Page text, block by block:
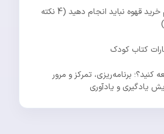
اشتباهاتی که هنگام خرید قهوه نباید انجام دهید (4 نکته
کتاب کودک
برنامه‌ریزی، تمرکز و مرور
یادگیری و یادآوری